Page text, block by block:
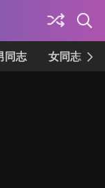
同志 女同志